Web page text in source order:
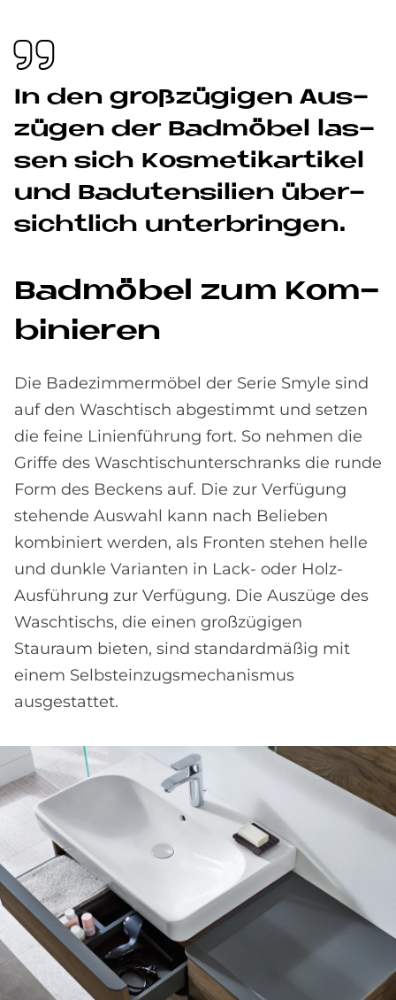
In den groß­zü­gi­gen Aus­
zü­gen der Bad­mö­bel las­
sen sich Kos­me­tik­ar­ti­kel
und Badu­ten­si­li­en über­
sicht­lich un­ter­brin­gen.
Bad­mö­bel zum Kom­
bi­nie­ren
Die Badezimmermöbel der Serie Smyle sind
auf den Waschtisch abgestimmt und setzen
die feine Linienführung fort. So nehmen die
Griffe des Waschtischunterschranks die runde
Form des Beckens auf. Die zur Verfügung
stehende Auswahl kann nach Belieben
kombiniert werden, als Fronten stehen helle
und dunkle Varianten in Lack- oder Holz-
Ausführung zur Verfügung. Die Auszüge des
Waschtischs, die einen großzügigen
Stauraum bieten, sind standardmäßig mit
einem Selbsteinzugsmechanismus
ausgestattet.